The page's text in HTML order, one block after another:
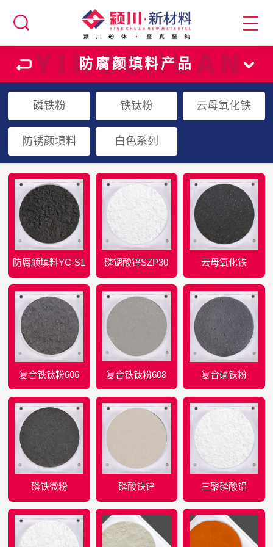
防腐颜填料产品
磷铁粉 铁钛粉 云母氧化铁
防锈颜填料 白色系列
防腐颜填料YC-S1 磷锶酸锌SZP30 云母氧化铁
复合铁钛粉606 复合铁钛粉608 复合磷铁粉
磷铁微粉 磷酸铁锌 三聚磷酸铝